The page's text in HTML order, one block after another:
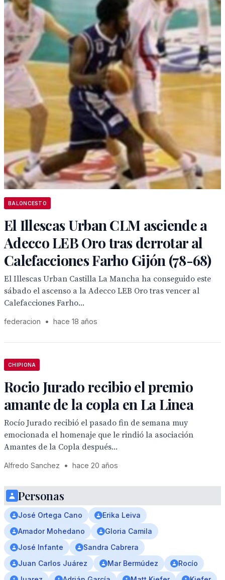
BALONCESTO
El Illescas Urban CLM asciende a
Adecco LEB Oro tras derrotar al
Calefacciones Farho Gijón (78-68)
El Illescas Urban Castilla La Mancha ha conseguido este
sábado el ascenso a la Adecco LEB Oro tras vencer al
Calefacciones Farho...
federacion • hace 18 años
CHIPIONA
Rocio Jurado recibio el premio
amante de la copla en La Linea
Rocío Jurado recibió el pasado fin de semana muy
emocionada el homenaje que le rindió la asociación
Amantes de la Copla después...
Alfredo Sanchez • hace 20 años
Personas
José Ortega Cano
Erika Leiva
Amador Mohedano
Gloria Camila
José Infante
Sandra Cabrera
Juan Carlos Juárez
Mar Bermúdez
Rocío